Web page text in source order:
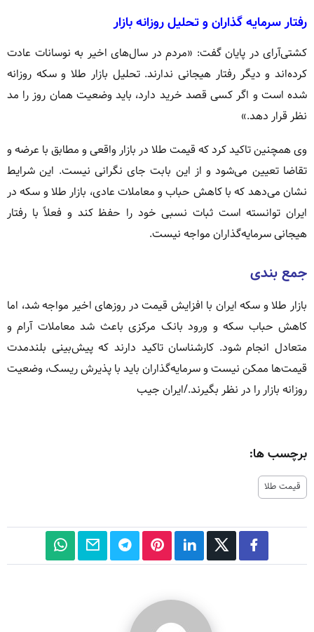
رفتار سرمایه‌ گذاران و تحلیل روزانه بازار
کشتی‌آرای در پایان گفت: «مردم در سال‌های اخیر به نوسانات عادت
کرده‌اند و دیگر رفتار هیجانی ندارند. تحلیل بازار طلا و سکه روزانه
شده است و اگر کسی قصد خرید دارد، باید وضعیت همان روز را مد
نظر قرار دهد.»
وی همچنین تاکید کرد که قیمت طلا در بازار واقعی و مطابق با عرضه و
تقاضا تعیین می‌شود و از این بابت جای نگرانی نیست. این شرایط
نشان می‌دهد که با کاهش حباب و معاملات عادی، بازار طلا و سکه در
ایران توانسته است ثبات نسبی خود را حفظ کند و فعلاً با رفتار
هیجانی سرمایه‌گذاران مواجه نیست.
جمع‌ بندی
بازار طلا و سکه ایران با افزایش قیمت در روزهای اخیر مواجه شد، اما
کاهش حباب سکه و ورود بانک مرکزی باعث شد معاملات آرام و
متعادل انجام شود. کارشناسان تاکید دارند که پیش‌بینی بلندمدت
قیمت‌ها ممکن نیست و سرمایه‌گذاران باید با پذیرش ریسک، وضعیت
روزانه بازار را در نظر بگیرند./ایران جیب
برچسب ها:
قیمت طلا